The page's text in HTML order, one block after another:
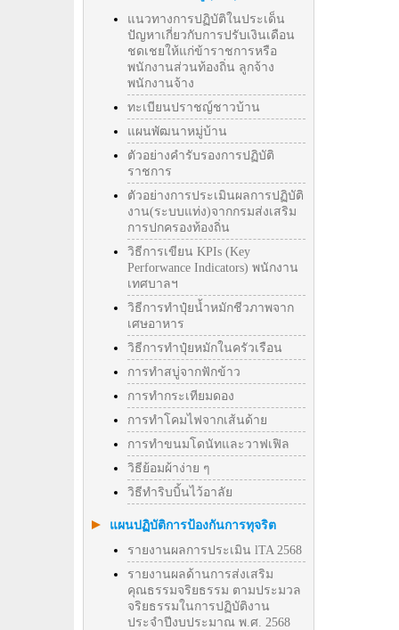
แนวทางการปฏิบัติในประเด็น
ปัญหาเกี่ยวกับการปรับเงินเดือน
ชดเชยให้แก่ข้าราชการหรือ
พนักงานส่วนท้องถิ่น ลูกจ้าง
พนักงานจ้าง
ทะเบียนปราชญ์ชาวบ้าน
แผนพัฒนาหมู่บ้าน
ตัวอย่างคำรับรองการปฏิบัติ
ราชการ
ตัวอย่างการประเมินผลการปฏิบัติ
งาน(ระบบแท่ง)จากกรมส่งเสริม
การปกครองท้องถิ่น
วิธีการเขียน KPIs (Key
Perforwance Indicators) พนักงาน
เทศบาลฯ
วิธีการทำปุ๋ยน้ำหมักชีวภาพจาก
เศษอาหาร
วิธีการทำปุ๋ยหมักในครัวเรือน
การทำสบู่จากฟักข้าว
การทำกระเทียมดอง
การทำโคมไฟจากเส้นด้าย
การทำขนมโดนัทและวาฟเฟิล
วิธีย้อมผ้าง่าย ๆ
วิธีทําริบบิ้นไว้อาลัย
แผนปฏิบัติการป้องกันการทุจริต
รายงานผลการประเมิน lTA 2568
รายงานผลด้านการส่งเสริม
คุณธรรมจริยธรรม ตามประมวล
จริยธรรมในการปฏิบัติงาน
ประจำปีงบประมาณ พ.ศ. 2568